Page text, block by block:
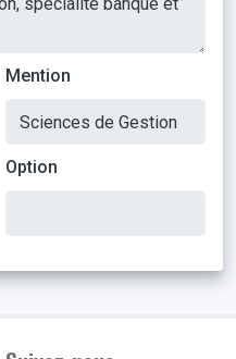
Mention
Option